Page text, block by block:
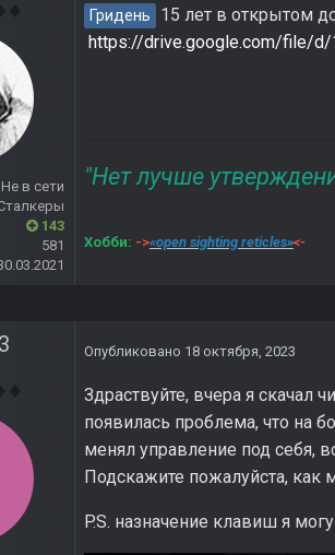
Не в сети
143
581
Гридень
15 лет в открытом
https://drive.google.com/file/d/
"Нет лучше
Хобби: ->«open sighting reticles»<-
Опубликовано 18 октября, 2023
Здраствуйте, вчера я скачал
появилась проблема, что на
менял управление под себя,
Подскажите пожалуйста, как
P.S. назначение клавиш я